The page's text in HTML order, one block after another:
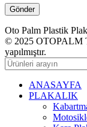
Oto Palm Plastik
© 2025 OTOPALM
yapılmıştır.
ANASAYFA
PLAKALIK